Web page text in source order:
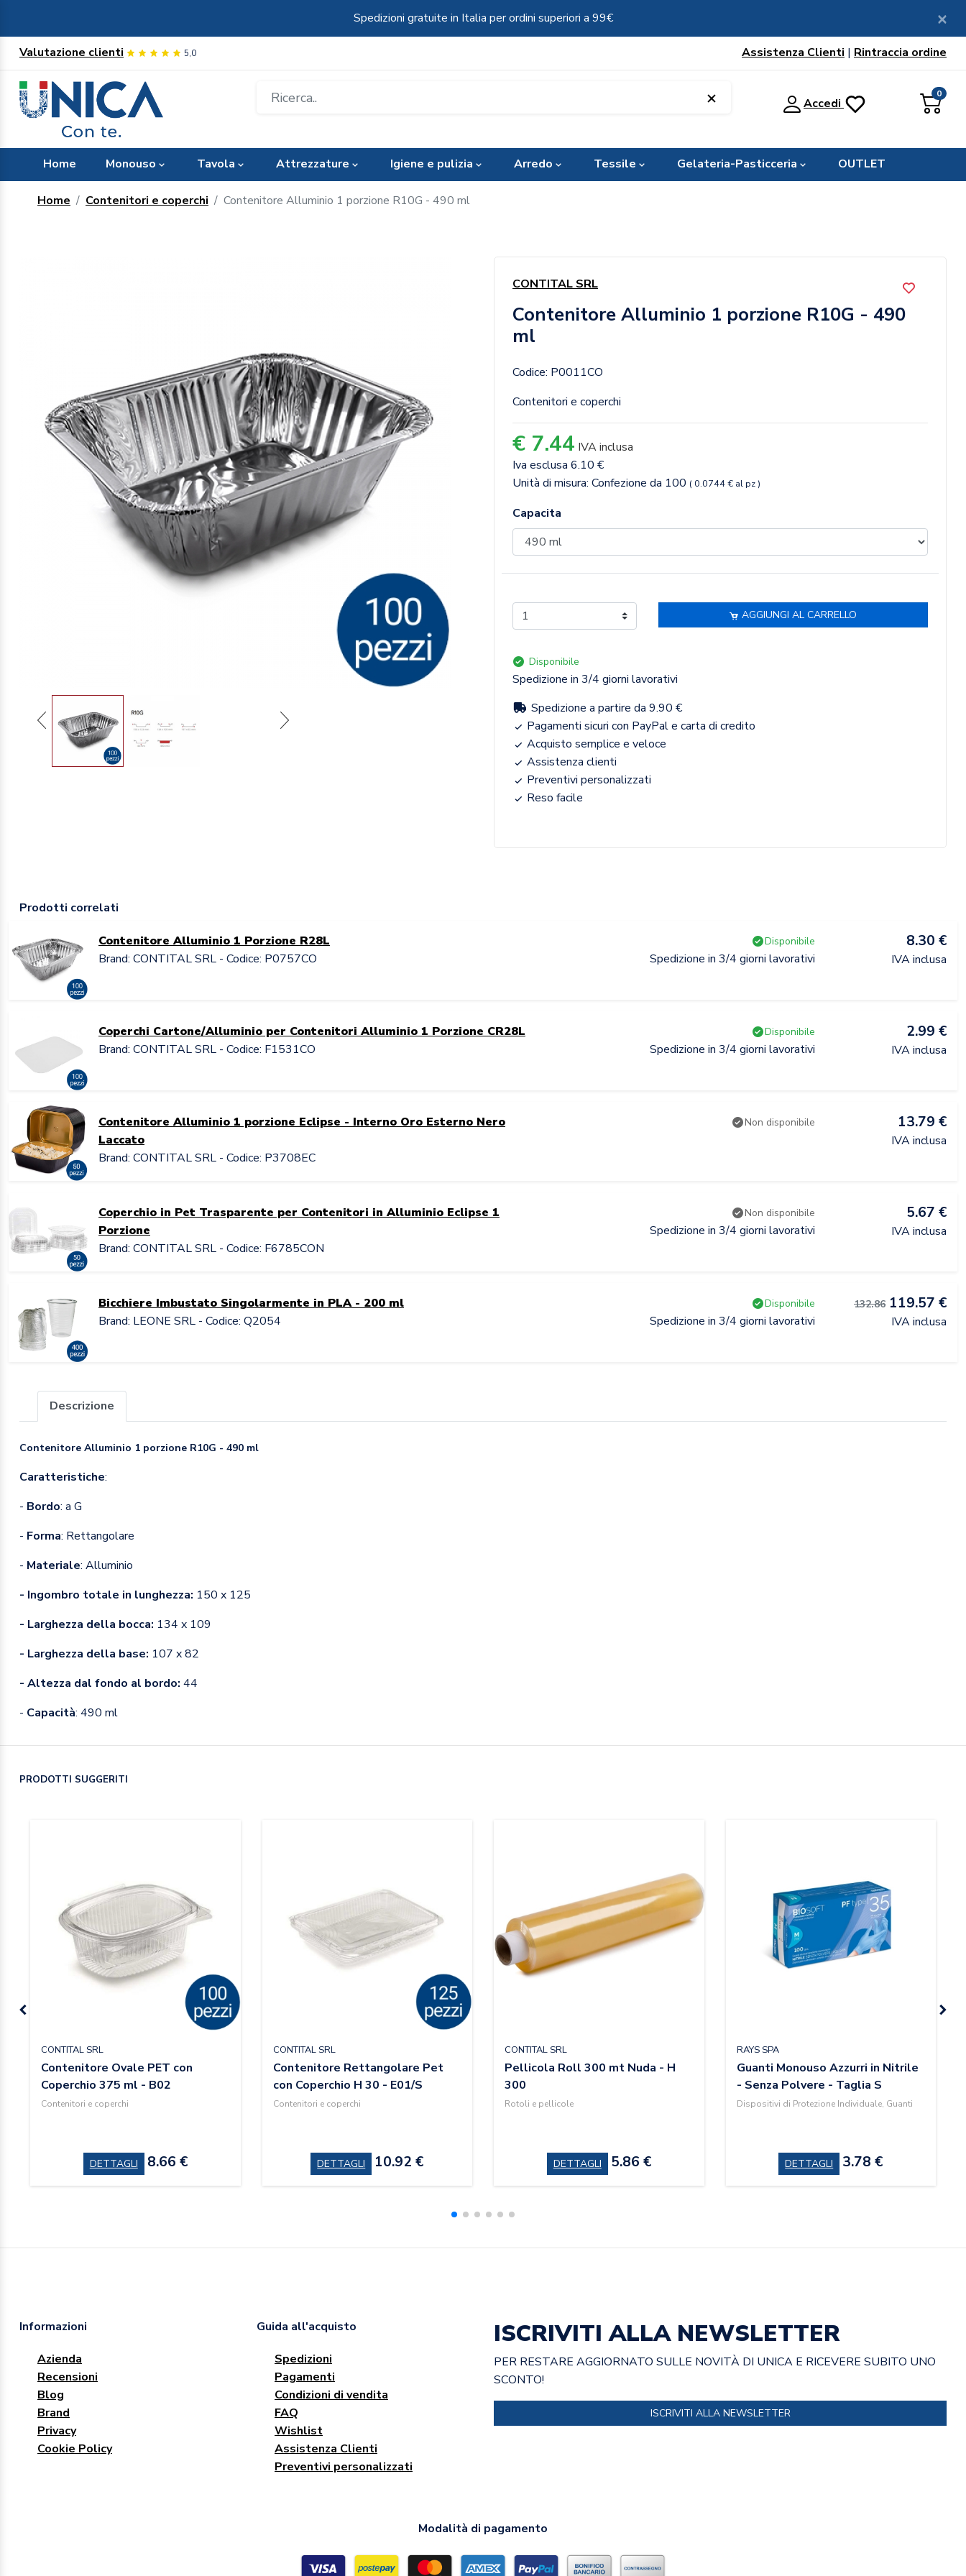
Spedizioni gratuite in Italia per ordini superiori a 99€
Valutazione clienti 5,0 Assistenza Clienti | Rintraccia ordine
0
Accedi
Home Monouso Tavola Attrezzature Igiene e pulizia Arredo Tessile Gelateria-Pasticceria OUTLET
Home Contenitori e coperchi Contenitore Alluminio 1 porzione R10G - 490 ml
CONTITAL SRL
Contenitore Alluminio 1 porzione R10G - 490
ml
Codice: P0011CO
Contenitori e coperchi
€ 7.44 IVA inclusa
Iva esclusa 6.10 €
Unità di misura: Confezione da 100 ( 0.0744 € al pz )
Capacita
AGGIUNGI AL CARRELLO
Disponibile
Spedizione in 3/4 giorni lavorativi
Spedizione a partire da 9.90 €
Pagamenti sicuri con PayPal e carta di credito
Acquisto semplice e veloce
Assistenza clienti
Preventivi personalizzati
Reso facile
Prodotti correlati
Contenitore Alluminio 1 Porzione R28L
Brand: CONTITAL SRL - Codice: P0757CO
Disponibile
Spedizione in 3/4 giorni lavorativi
8.30 €
IVA inclusa
Coperchi Cartone/Alluminio per Contenitori Alluminio 1 Porzione CR28L
Brand: CONTITAL SRL - Codice: F1531CO
Disponibile
Spedizione in 3/4 giorni lavorativi
2.99 €
IVA inclusa
Contenitore Alluminio 1 porzione Eclipse - Interno Oro Esterno Nero
Laccato
Brand: CONTITAL SRL - Codice: P3708EC
Non disponibile 13.79 €
IVA inclusa
Coperchio in Pet Trasparente per Contenitori in Alluminio Eclipse 1
Porzione
Brand: CONTITAL SRL - Codice: F6785CON
Non disponibile
Spedizione in 3/4 giorni lavorativi
5.67 €
IVA inclusa
Bicchiere Imbustato Singolarmente in PLA - 200 ml
Brand: LEONE SRL - Codice: Q2054
Disponibile
Spedizione in 3/4 giorni lavorativi
132.86119.57 €
IVA inclusa
Descrizione
Contenitore Alluminio 1 porzione R10G - 490 ml
Caratteristiche:
- Bordo: a G
- Forma: Rettangolare
- Materiale: Alluminio
- Ingombro totale in lunghezza: 150 x 125
- Larghezza della bocca: 134 x 109
- Larghezza della base: 107 x 82
- Altezza dal fondo al bordo: 44
- Capacità: 490 ml
PRODOTTI SUGGERITI
CONTITAL SRL
Contenitore Ovale PET con
Coperchio 375 ml - B02
Contenitori e coperchi
DETTAGLI 8.66 €
CONTITAL SRL
Contenitore Rettangolare Pet
con Coperchio H 30 - E01/S
Contenitori e coperchi
DETTAGLI 10.92 €
CONTITAL SRL
Pellicola Roll 300 mt Nuda - H
300
Rotoli e pellicole
DETTAGLI 5.86 €
RAYS SPA
Guanti Monouso Azzurri in Nitrile
- Senza Polvere - Taglia S
Dispositivi di Protezione Individuale, Guanti
DETTAGLI 3.78 €
Informazioni
Azienda
Recensioni
Blog
Brand
Privacy
Cookie Policy
Guida all'acquisto
Spedizioni
Pagamenti
Condizioni di vendita
FAQ
Wishlist
Assistenza Clienti
Preventivi personalizzati
ISCRIVITI ALLA NEWSLETTER
PER RESTARE AGGIORNATO SULLE NOVITÀ DI UNICA E RICEVERE SUBITO UNO
SCONTO!
ISCRIVITI ALLA NEWSLETTER
Modalità di pagamento